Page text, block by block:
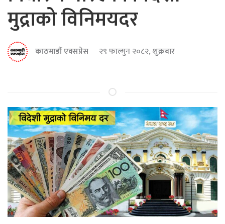
मुद्राको विनिमयदर
काठमाडौं एक्सप्रेस २९ फाल्गुन २०८२, शुक्रबार